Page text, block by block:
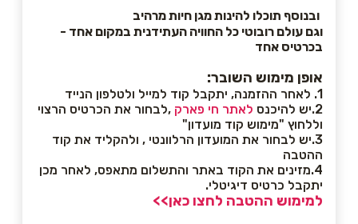
ובנוסף תוכלו להינות מגן חיות מרהיב
וגם עולם רובוטי כל החוויה העתידנית במקום אחד -
בכרטיס אחד
אופן מימוש השובר:
1. לאחר ההזמנה, יתקבל קוד למייל ולטלפון הנייד
2.יש להיכנס
לאתר חי פארק ,לבחור את הכרטיס הרצוי
וללחוץ "מימוש קוד מועדון"
3.יש לבחור את המועדון הרלוונטי , ולהקליד את קוד
ההטבה
4.מזינים את הקוד באתר והתשלום מתאפס, לאחר מכן
יתקבל כרטיס דיגיטלי.
למימוש ההטבה לחצו כאן>>